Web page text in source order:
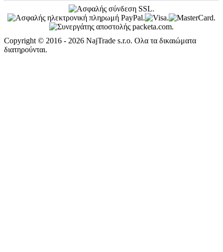
Copyright © 2016 - 2026 NajTrade s.r.o. Ολα τα δικαιώματα
διατηρούνται.